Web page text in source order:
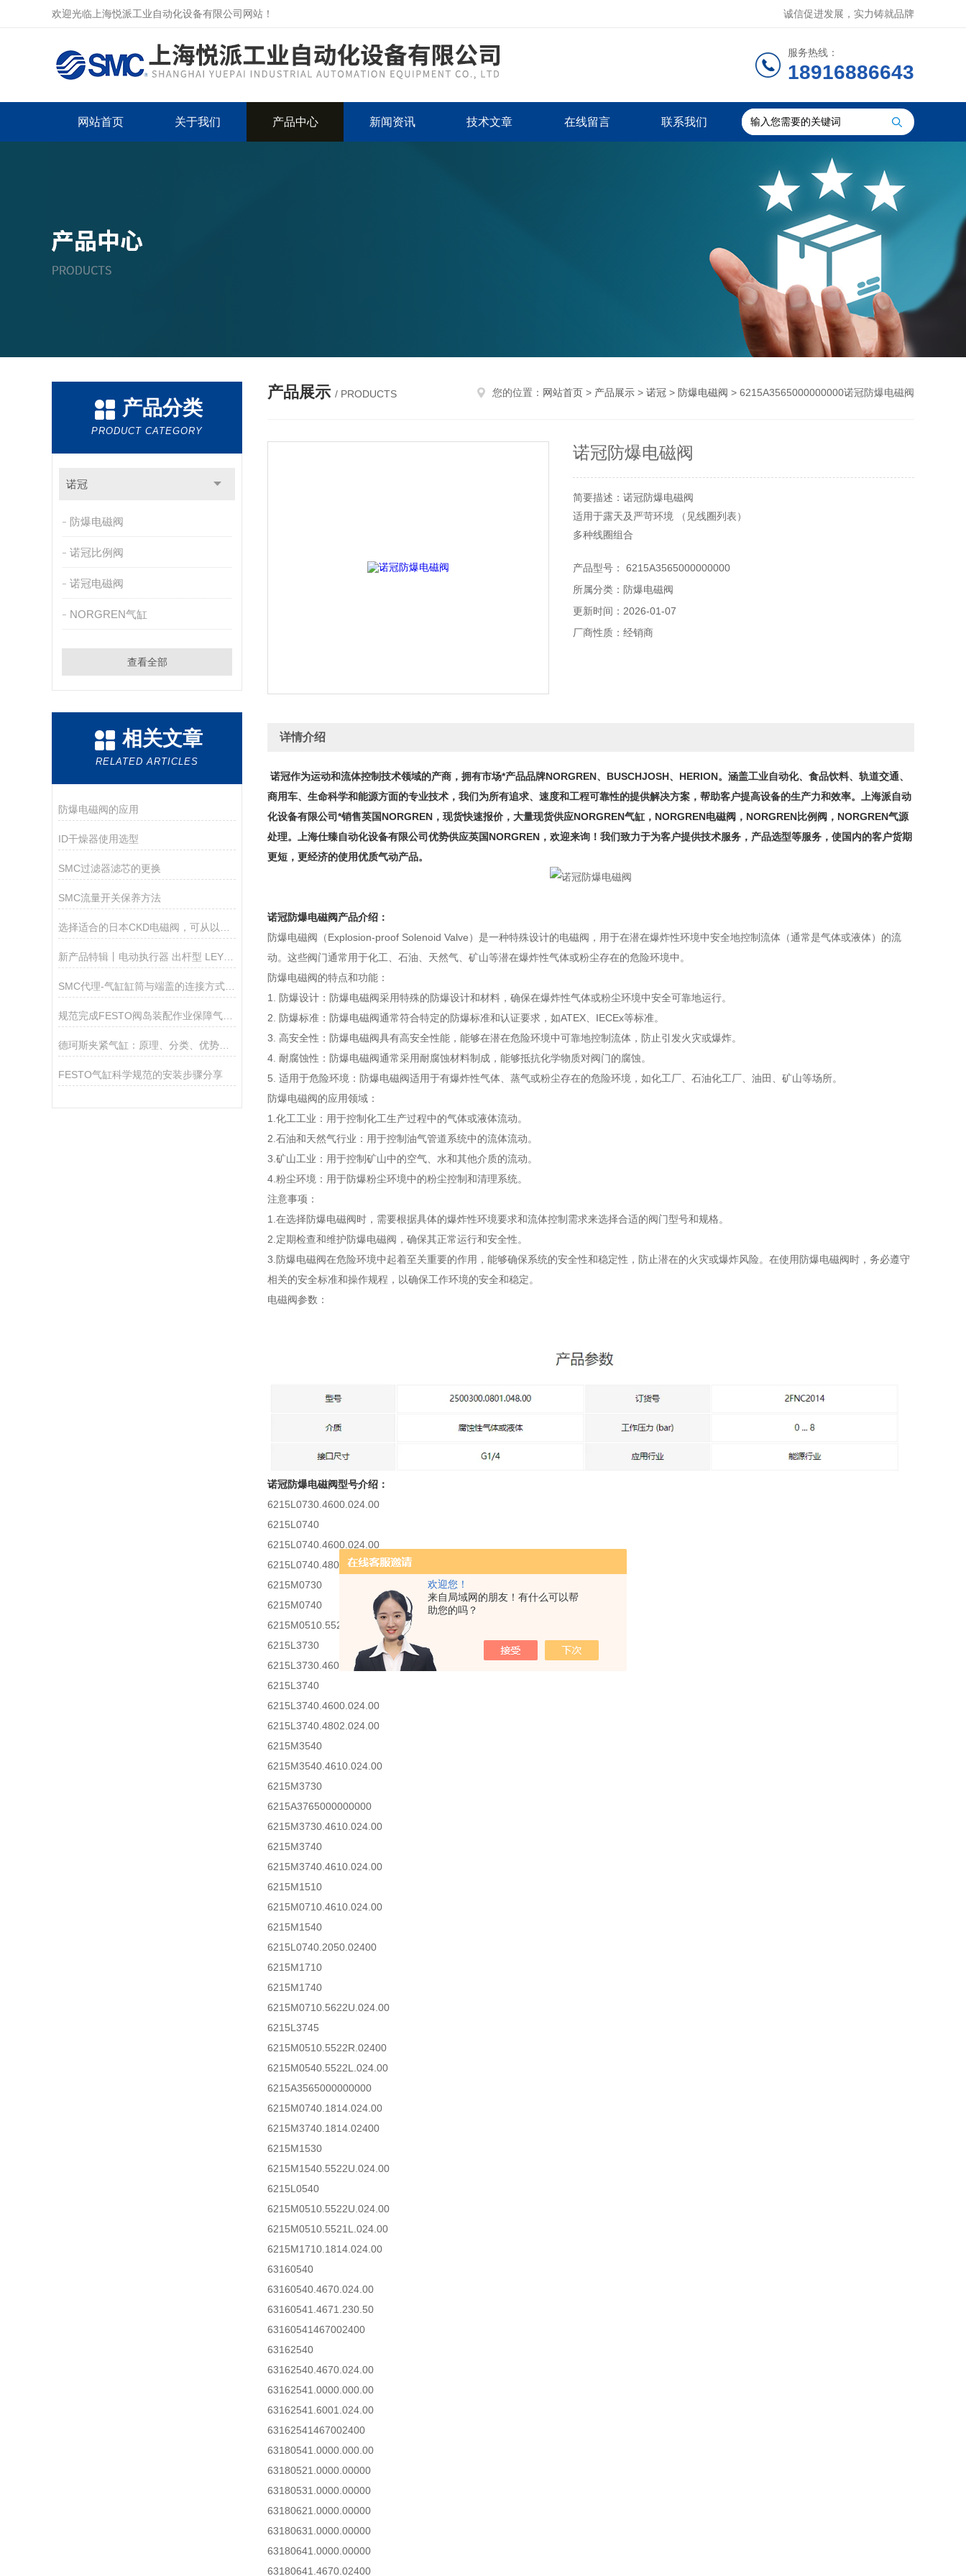
欢迎您！
来自局域网的朋友！有什么可以帮
助您的吗？
欢迎光临上海悦派工业自动化设备有限公司网站！ 诚信促进发展，实力铸就品牌
服务热线：
18916886643
网站首页 关于我们 产品中心 新闻资讯 技术文章 在线留言 联系我们
产品分类
PRODUCT CATEGORY
诺冠
防爆电磁阀
诺冠比例阀
诺冠电磁阀
NORGREN气缸
查看全部
相关文章
RELATED ARTICLES
防爆电磁阀的应用
ID干燥器使用选型
SMC过滤器滤芯的更换
SMC流量开关保养方法
新产品特辑丨电动执行器 出杆型 LEY100系列
SMC代理-气缸缸筒与端盖的连接方式分享
规范完成FESTO阀岛装配作业保障气动控制系统精准响应
德珂斯夹紧气缸：原理、分类、优势与使用须知
FESTO气缸科学规范的安装步骤分享
产品展示 / PRODUCTS 您的位置： 网站首页 > 产品展示 > 诺冠 > 防爆电磁阀 > 6215A3565000000000诺冠防爆电磁阀
诺冠防爆电磁阀
简要描述：诺冠防爆电磁阀
适用于露天及严苛环境 （见线圈列表）
多种线圈组合
类别II 2GD
各种国际认证: ATEX,IECEx,NEPSI, CCC, 其它可根据要求提供
产品型号： 6215A3565000000000
所属分类：防爆电磁阀
更新时间：2026-01-07
厂商性质：经销商
详情介绍
诺冠作为运动和流体控制技术领域的产商，拥有市场*产品品牌NORGREN、BUSCHJOSH、HERION。涵盖工业自动化、食品饮料、轨道交通、
商用车、生命科学和能源方面的专业技术，我们为所有追求、速度和工程可靠性的提供解决方案，帮助客户提高设备的生产力和效率。上海派自动
化设备有限公司*销售英国NORGREN，现货快速报价，大量现货供应NORGREN气缸，NORGREN电磁阀，NORGREN比例阀，NORGREN气源
处理。上海仕臻自动化设备有限公司优势供应英国NORGREN，欢迎来询！我们致力于为客户提供技术服务，产品选型等服务，使国内的客户货期
更短，更经济的使用优质气动产品。
诺冠防爆电磁阀产品介绍：
防爆电磁阀（Explosion-proof Solenoid Valve）是一种特殊设计的电磁阀，用于在潜在爆炸性环境中安全地控制流体（通常是气体或液体）的流
动。这些阀门通常用于化工、石油、天然气、矿山等潜在爆炸性气体或粉尘存在的危险环境中。
防爆电磁阀的特点和功能：
1. 防爆设计：防爆电磁阀采用特殊的防爆设计和材料，确保在爆炸性气体或粉尘环境中安全可靠地运行。
2. 防爆标准：防爆电磁阀通常符合特定的防爆标准和认证要求，如ATEX、IECEx等标准。
3. 高安全性：防爆电磁阀具有高安全性能，能够在潜在危险环境中可靠地控制流体，防止引发火灾或爆炸。
4. 耐腐蚀性：防爆电磁阀通常采用耐腐蚀材料制成，能够抵抗化学物质对阀门的腐蚀。
5. 适用于危险环境：防爆电磁阀适用于有爆炸性气体、蒸气或粉尘存在的危险环境，如化工厂、石油化工厂、油田、矿山等场所。
防爆电磁阀的应用领域：
1. 化工工业：用于控制化工生产过程中的气体或液体流动。
2.石油和天然气行业：用于控制油气管道系统中的流体流动。
3.矿山工业：用于控制矿山中的空气、水和其他介质的流动。
4.粉尘环境：用于防爆粉尘环境中的粉尘控制和清理系统。
注意事项：
1.在选择防爆电磁阀时，需要根据具体的爆炸性环境要求和流体控制需求来选择合适的阀门型号和规格。
2.定期检查和维护防爆电磁阀，确保其正常运行和安全性。
3.防爆电磁阀在危险环境中起着至关重要的作用，能够确保系统的安全性和稳定性，防止潜在的火灾或爆炸风险。在使用防爆电磁阀时，务必遵守
相关的安全标准和操作规程，以确保工作环境的安全和稳定。
电磁阀参数：
诺冠防爆电磁阀型号介绍：
6215L0730.4600.024.00
6215L0740
6215L0740.4600.024.00
6215L0740.4802.024.00
6215M0730
6215M0740
6215M0510.5522D.024.00
6215L3730
6215L3730.4600.024.00
6215L3740
6215L3740.4600.024.00
6215L3740.4802.024.00
6215M3540
6215M3540.4610.024.00
6215M3730
6215A3765000000000
6215M3730.4610.024.00
6215M3740
6215M3740.4610.024.00
6215M1510
6215M0710.4610.024.00
6215M1540
6215L0740.2050.02400
6215M1710
6215M1740
6215M0710.5622U.024.00
6215L3745
6215M0510.5522R.02400
6215M0540.5522L.024.00
6215A3565000000000
6215M0740.1814.024.00
6215M3740.1814.02400
6215M1530
6215M1540.5522U.024.00
6215L0540
6215M0510.5522U.024.00
6215M0510.5521L.024.00
6215M1710.1814.024.00
63160540
63160540.4670.024.00
63160541.4671.230.50
63160541467002400
63162540
63162540.4670.024.00
63162541.0000.000.00
63162541.6001.024.00
63162541467002400
63180541.0000.000.00
63180521.0000.00000
63180531.0000.00000
63180621.0000.00000
63180631.0000.00000
63180641.0000.00000
63180641.4670.02400